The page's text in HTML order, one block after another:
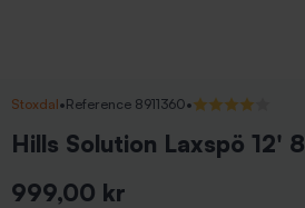
Stoxdal•Reference 8911360•4/5 (2 recensioner)
Hills Solution Laxspö 12'
999,00 kr